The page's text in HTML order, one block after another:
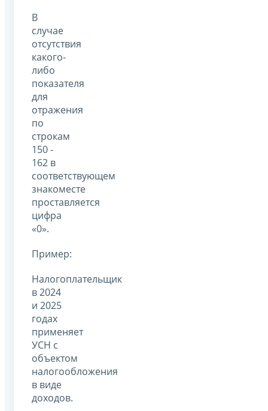
В
случае
отсутствия
какого-
либо
показателя
для
отражения
по
строкам
150 -
162 в
соответствующем
знакоместе
проставляется
цифра
«0».
Пример:
Налогоплательщик
в 2024
и 2025
годах
применяет
УСН с
объектом
налогообложения
в виде
доходов.